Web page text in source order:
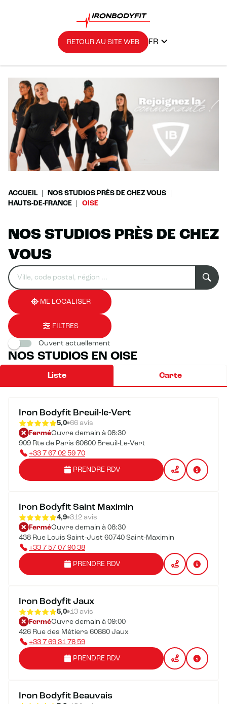
RETOUR AU SITE WEB FR
ACCUEIL
NOS STUDIOS PRÈS DE CHEZ VOUS
HAUTS-DE-FRANCE
OISE
NOS STUDIOS PRÈS DE CHEZ
VOUS
Rechercher
un
établissement
Veuillez
renseigner
une
adresse
0
résultat(s)
trouvé(s)
ME LOCALISER
FILTRES
Ouvert actuellement
NOS STUDIOS EN OISE
Liste Carte
Iron Bodyfit Breuil-le-Vert
5,0 66 avis
FerméOuvre demain à 08:30
909 Rte de Paris 60600 Breuil-Le-Vert
+33 7 67 02 59 70
PRENDRE RDV
Iron Bodyfit Saint Maximin
4,9 312 avis
FerméOuvre demain à 08:30
438 Rue Louis Saint-Just 60740 Saint-Maximin
+33 7 57 07 90 38
PRENDRE RDV
Iron Bodyfit Jaux
5,0 13 avis
FerméOuvre demain à 09:00
426 Rue des Métiers 60880 Jaux
+33 7 69 31 78 59
PRENDRE RDV
Iron Bodyfit Beauvais